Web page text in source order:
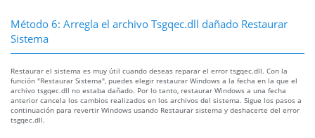
Método 6: Arregla el archivo Tsgqec.dll dañado Restaurar
Sistema
Restaurar el sistema es muy útil cuando deseas reparar el error tsgqec.dll. Con la
función "Restaurar Sistema", puedes elegir restaurar Windows a la fecha en la que el
archivo tsgqec.dll no estaba dañado. Por lo tanto, restaurar Windows a una fecha
anterior cancela los cambios realizados en los archivos del sistema. Sigue los pasos a
continuación para revertir Windows usando Restaurar sistema y deshacerte del error
tsgqec.dll.